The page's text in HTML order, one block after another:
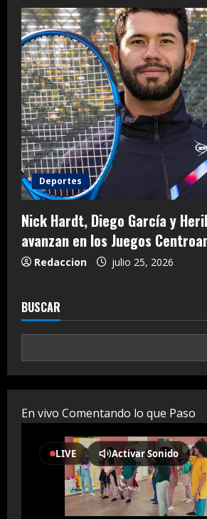
Deportes
Nick Hardt, Diego García y
avanzan en los Juegos
Redaccion julio 25, 2026
BUSCAR
En vivo Comentando lo que Paso